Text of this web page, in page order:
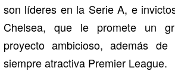
son líderes en la Serie A, e
Chelsea, que le promete un
proyecto ambicioso, además
siempre atractiva Premier League.